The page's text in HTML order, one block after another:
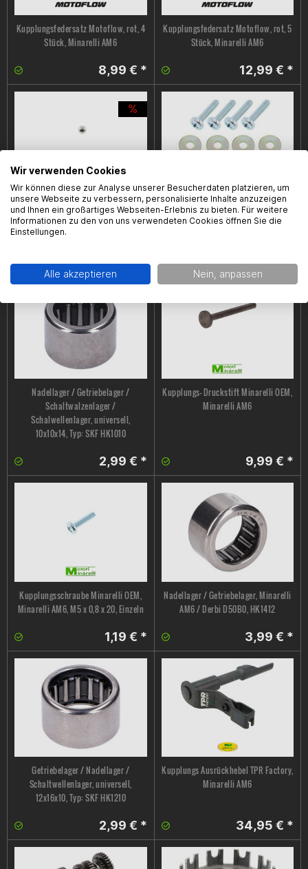
Kupplungsfedersatz Motoflow, rot, 4
Stück, Minarelli AM6
8,99 € *
Kupplungsfedersatz Motoflow, rot, 5
Stück, Minarelli AM6
12,99 € *
Kugel Kupplungsdruckstange
Minarelli OEM, Minarelli AM6, 3/16
Kupplungsschraubenset Minarelli
OEM, Minarelli AM6, M5 x 0,8 x 20
Nadellager / Getriebelager /
Schaltwalzenlager /
Schalwellenlager, universell,
10x10x14, Typ: SKF HK1010
2,99 € *
Kupplungs- Druckstift Minarelli OEM,
Minarelli AM6
9,99 € *
Kupplungsschraube Minarelli OEM,
Minarelli AM6, M5 x 0,8 x 20, Einzeln
1,19 € *
Nadellager / Getriebelager, Minarelli
AM6 / Derbi D50B0, HK1412
3,99 € *
Getriebelager / Nadellager /
Schaltwellenlager, universell,
12x16x10, Typ: SKF HK1210
2,99 € *
Kupplungs Ausrückhebel TPR Factory,
Minarelli AM6
34,95 € *
Wir verwenden Cookies
Wir können diese zur Analyse unserer Besucherdaten platzieren, um
unsere Webseite zu verbessern, personalisierte Inhalte anzuzeigen
und Ihnen ein großartiges Webseiten-Erlebnis zu bieten. Für weitere
Informationen zu den von uns verwendeten Cookies öffnen Sie die
Einstellungen.
Alle akzeptieren Nein, anpassen